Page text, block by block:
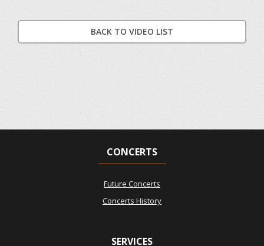
BACK TO VIDEO LIST
CONCERTS
Future Concerts
Concerts History
SERVICES